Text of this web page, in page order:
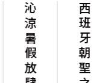
沁涼暑假放肆玩 西班牙朝聖之路